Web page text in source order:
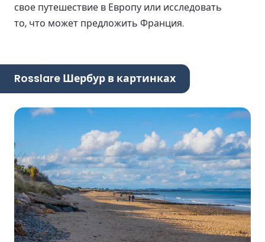
свое путешествие в Европу или исследовать
то, что может предложить Франция.
Rosslare Шербур в картинках